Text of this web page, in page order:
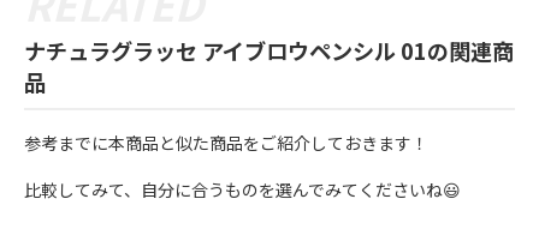
ナチュラグラッセ アイブロウペンシル 01の関連商
品
参考までに本商品と似た商品をご紹介しておきます！
比較してみて、自分に合うものを選んでみてくださいね😃